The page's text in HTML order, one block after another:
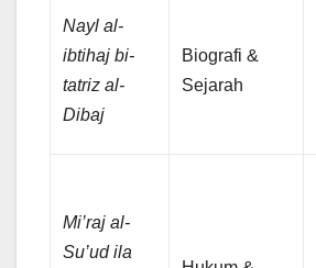
Nayl al-
ibtihaj bi-
tatriz al-
Dibaj
Biografi &
Sejarah
Mi’raj al-
Su’ud ila